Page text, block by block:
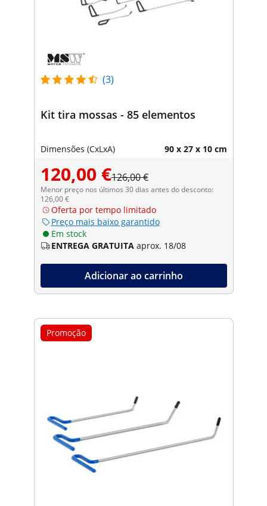
(3)
Kit tira mossas - 85 elementos
Dimensões (CxLxA) 90 x 27 x 10 cm
120,00 €126,00 €
Menor preço nos últimos 30 dias antes do desconto:
126,00 €
Oferta por tempo limitado
Preço mais baixo garantido
Em stock
ENTREGA GRATUITA aprox. 18/08
Adicionar ao carrinho
Promoção